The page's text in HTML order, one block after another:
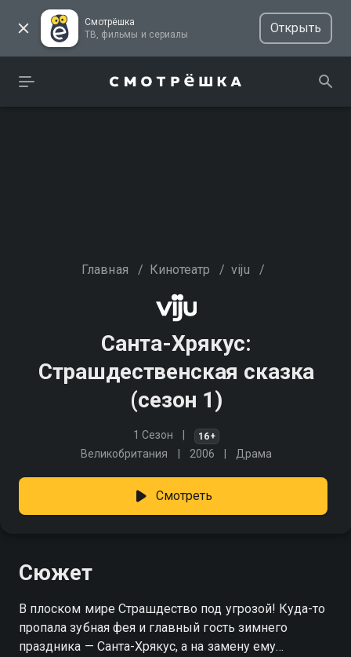
Смотрёшка
ТВ, фильмы и сериалы
Открыть
Главная / Кинотеатр / viju /
Санта-Хрякус:
Страшдественская сказка
(сезон 1)
1 Сезон 16+
Великобритания 2006 Драма
Смотреть
Сюжет
В плоском мире Страшдество под угрозой! Куда-то
пропала зубная фея и главный гость зимнего
праздника — Санта-Хрякус, а на замену ему